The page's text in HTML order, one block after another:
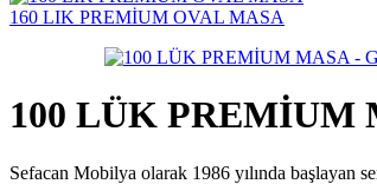
160 LIK PREMİUM OVAL MASA
100 LÜK PREMİUM
Sefacan Mobilya olarak 1986 yılında başlayan